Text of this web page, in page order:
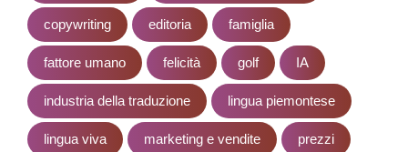
copywriting editoria famiglia
fattore umano felicità golf IA
industria della traduzione lingua piemontese
lingua viva marketing e vendite prezzi